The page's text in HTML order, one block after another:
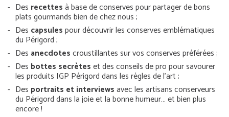
Des recettesà base de conserves pour partager de bons
plats gourmands bien de chez nous ;
Des capsulespour découvrir les conserves emblématiques
du Périgord ;
Des anecdotescroustillantes sur vos conserves préférées ;
Des bottes secrèteset des conseils de pro pour savourer
les produits IGP Périgord dans les règles de l’art ;
Des portraits et interviewsavec les artisans conserveurs
du Périgord dans la joie et la bonne humeur… et bien plus
encore !